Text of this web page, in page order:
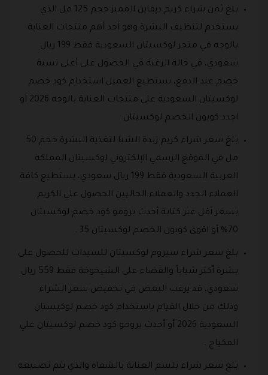
بلغ ثمن شراء كريم ديفاين المميز حجم 125 مل الذي
يستخدم لتنظيف البشرة وهو أحد أهم منتجات العناية
بالوجه في متجر لوكسيتان السعودية فقط 199 ريال
سعودي، في حالة الرغبة في الحصول على أعلى نسبة
خصم عند الدفع، يستطيع العميل استخدام كود خصم
لوكسيتان السعودية على منتجات العناية بالوجه 2026 أو
اجدد كوبون الخصم لوكسيتان .
بلغ سعر شراء كريم زبدة الشيا لتغذية البشرة حجم 50
مل في الموقع الرسمي الإلكتروني لوكسيتان المملكة
العربية السعودية فقط 199 ريال سعودي، يستطيع كافة
العملاء الجدد والعملاء الحاليين الحصول على الكريم
بسعر أقل عبر كتابة أحدث برومو كود خصم لوكسيتان
70% أو اقوى كوبون الخصم لوكسيتان 35 .
بلغ سعر شراء سيروم لوكسيتان للسيدات للحصول على
بشرة أكثر شباباً والقضاء على الشيخوخة فقط 559 ريال
سعودي، قد يرغب البعض في تخفيض سعر الشراء
وذلك من خلال القيام باستخدام كود خصم لوكيستان
السعودية 2026 أو أحدث برومو كود خصم لوكسيتان علي
المكياج .
بلغ سعر شراء بلسم العناية بالشفاه والذي يتم تصنيعه